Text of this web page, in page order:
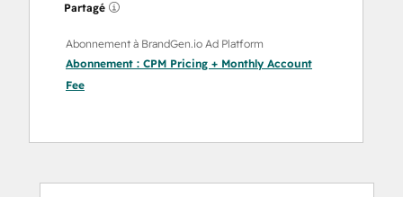
Partagé
Abonnement à BrandGen.io Ad Platform
Abonnement : CPM Pricing + Monthly Account
Fee